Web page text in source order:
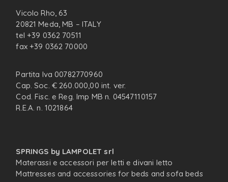
Vicolo Rho, 63
20821 Meda, MB – ITALY
tel +39 0362 70511
fax +39 0362 70000
Partita Iva 00782770960
Cap. Soc. € 260.000,00 int. ver.
Cod. Fisc. e Reg. Imp MB n. 04547110157
R.E.A. n. 1021864
SPRINGS by LAMPOLET srl
Materassi e accessori per letti e divani letto
Mattresses and accessories for beds and sofa beds